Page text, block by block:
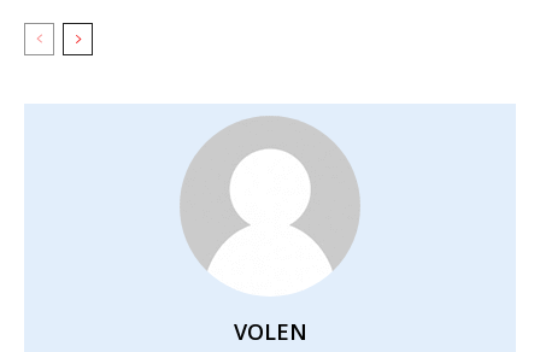
VOLEN